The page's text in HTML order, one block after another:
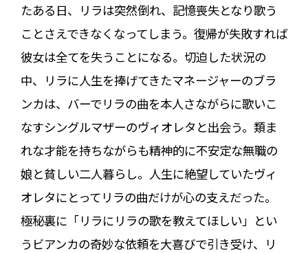
たある日、リラは突然倒れ、記憶喪失となり歌う
ことさえできなくなってしまう。復帰が失敗すれば
彼女は全てを失うことになる。切迫した状況の
中、リラに人生を捧げてきたマネージャーのブラ
ンカは、バーでリラの曲を本人さながらに歌いこ
なすシングルマザーのヴィオレタと出会う。類ま
れな才能を持ちながらも精神的に不安定な無職の
娘と貧しい二人暮らし。人生に絶望していたヴィ
オレタにとってリラの曲だけが心の支えだった。
極秘裏に「リラにリラの歌を教えてほしい」とい
うビアンカの奇妙な依頼を大喜びで引き受け、リ